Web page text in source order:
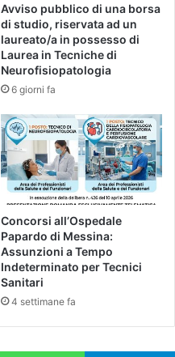
Avviso pubblico di una borsa
di studio, riservata ad un
laureato/a in possesso di
Laurea in Tecniche di
Neurofisiopatologia
6 giorni fa
Concorsi all’Ospedale
Papardo di Messina:
Assunzioni a Tempo
Indeterminato per Tecnici
Sanitari
4 settimane fa